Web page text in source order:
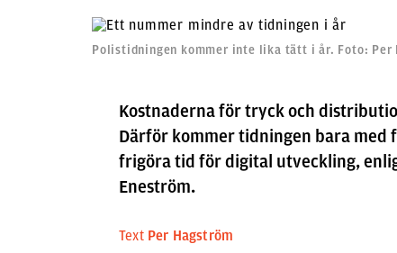
Polistidningen kommer inte lika tätt i år. Foto: Per
Kostnaderna för tryck och
Därför kommer tidningen bara med
frigöra tid för digital utveckling,
Eneström.
Text Per Hagström